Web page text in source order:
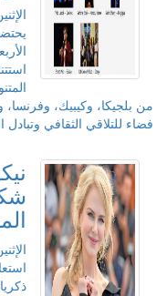
الإثنين 16 مارس
من بلجيكا، وكيبيك،
فضاء للتلاقي الثقافي
الإثنين 16 مارس